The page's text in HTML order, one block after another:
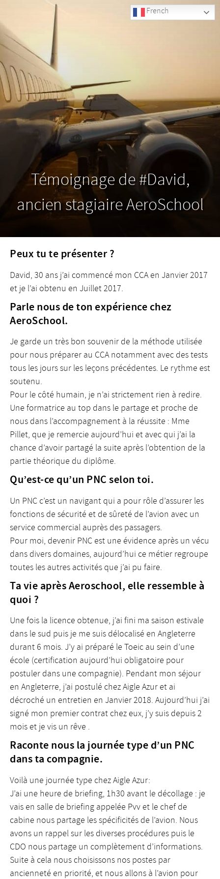
Témoignage de #David,
ancien stagiaire AeroSchool
Peux tu te présenter ?
David, 30 ans j’ai commencé mon CCA en Janvier 2017
et je l’ai obtenu en Juillet 2017.
Parle nous de ton expérience chez
AeroSchool.
Je garde un très bon souvenir de la méthode utilisée
pour nous préparer au CCA notamment avec des tests
tous les jours sur les leçons précédentes. Le rythme est
soutenu.
Pour le côté humain, je n’ai strictement rien à redire.
Une formatrice au top dans le partage et proche de
nous dans l’accompagnement à la réussite : Mme
Pillet, que je remercie aujourd’hui et avec qui j’ai la
chance d’avoir partagé la suite après l’obtention de la
partie théorique du diplôme.
Qu’est-ce qu’un PNC selon toi.
Un PNC c’est un navigant qui a pour rôle d’assurer les
fonctions de sécurité et de sûreté de l’avion avec un
service commercial auprès des passagers.
Pour moi, devenir PNC est une évidence après un vécu
dans divers domaines, aujourd’hui ce métier regroupe
toutes les autres activités que j’ai pu faire.
Ta vie après Aeroschool, elle ressemble à
quoi ?
Une fois la licence obtenue, j’ai fini ma saison estivale
dans le sud puis je me suis délocalisé en Angleterre
durant 6 mois. J’y ai préparé le Toeic au sein d’une
école (certification aujourd’hui obligatoire pour
postuler dans une compagnie). Pendant mon séjour
en Angleterre, j’ai postulé chez Aigle Azur et ai
décroché un entretien en Janvier 2018. Aujourd’hui j’ai
signé mon premier contrat chez eux, j’y suis depuis 2
mois et je vis un rêve .
Raconte nous la journée type d’un PNC
dans ta compagnie.
Voilà une journée type chez Aigle Azur:
J’ai une heure de briefing, 1h30 avant le décollage : je
vais en salle de briefing appelée Pvv et le chef de
cabine nous partage les spécificités de l’avion. Nous
avons un rappel sur les diverses procédures puis le
CDO nous partage un complètement d’informations.
Suite à cela nous choisissons nos postes par
ancienneté en priorité, et nous allons à l’avion pour
French